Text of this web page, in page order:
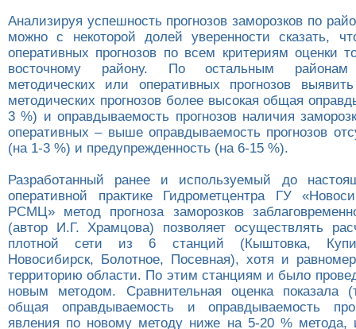
Анализируя успешность прогнозов заморозков по
можно с некоторой долей уверенности сказать,
оперативных прогнозов по всем критериям оценки
восточному району. По остальным районам
методических или оперативных прогнозов
методических прогнозов более высокая общая
3 %) и оправдываемость прогнозов наличия
оперативных – выше оправдываемость прогнозов
(на 1-3 %) и предупрежденность (на 6-15 %).
Разработанный ранее и используемый до
оперативной практике Гидрометцентра ГУ
РСМЦ» метод прогноза заморозков
(автор И.Г. Храмцова) позволяет осуществлять
плотной сети из 6 станций (Кыштовка,
Новосибирск, Болотное, Посевная), хотя и
территорию области. По этим станциям и было
новым методом. Сравнительная оценка показала
общая оправдываемость и оправдываемость
явления по новому методу ниже на 5-20 % метода,